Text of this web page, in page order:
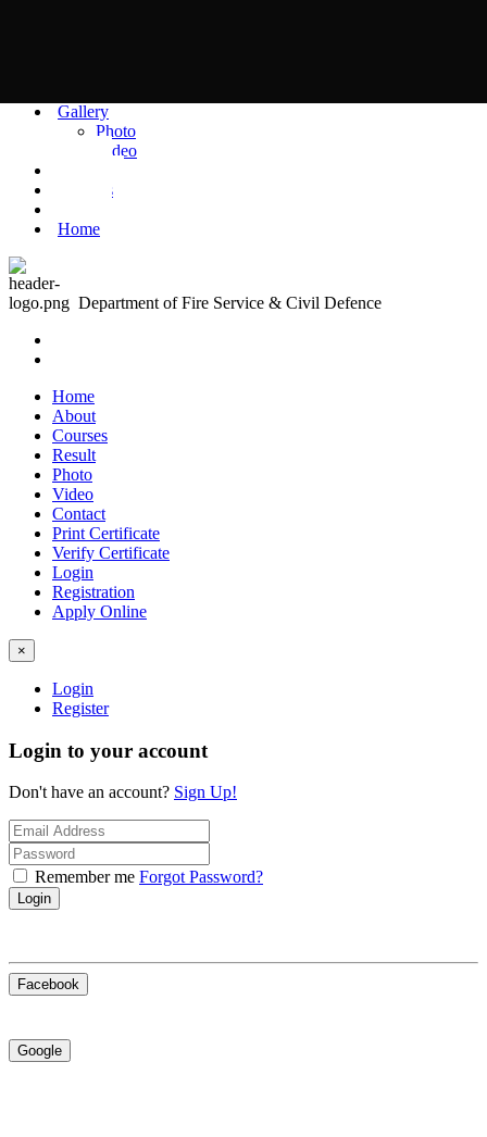
Gallery
Photo
Video
Courses
Home
Department of Fire Service & Civil Defence
Home
About
Courses
Result
Photo
Video
Contact
Print Certificate
Verify Certificate
Login
Registration
Apply Online
×
Login
Register
Login to your account
Don't have an account? Sign Up!
Remember me Forgot Password?
Login
Facebook
Google